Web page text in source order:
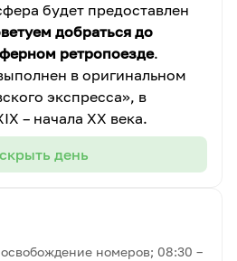
будет предоставлен
добраться до
ретропоезде.
в оригинальном
экспресса», в
– начала XX века.
день
номеров; 08:30 –